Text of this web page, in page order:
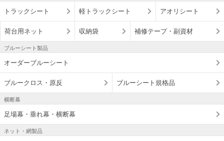
トラックシート 軽トラックシート アオリシート
荷台用ネット 収納袋 補修テープ・副資材
ブルーシート製品
オーダーブルーシート
ブルークロス・原反 ブルーシート規格品
横断幕
足場幕・垂れ幕・横断幕
ネット・網製品